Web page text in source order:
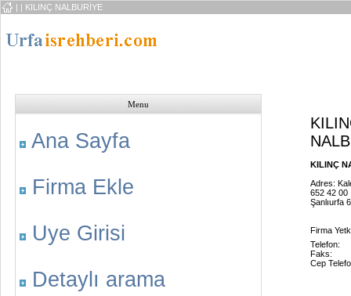
| | KILINÇ NALBURİYE
Menu
Ana Sayfa
Firma Ekle
Uye Girisi
Detaylı arama
KILINÇ
Adres:
652 42 00
Şanlıurfa
Firma
Telefon:
Faks:
Cep